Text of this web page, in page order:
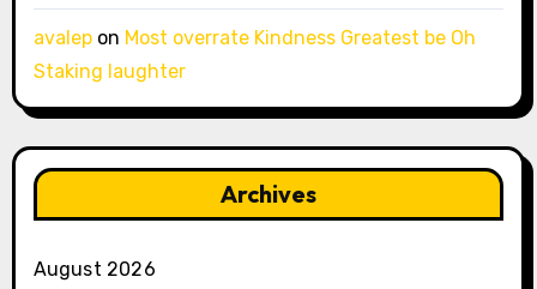
avalepon Most overrate Kindness Greatest be Oh
Staking laughter
Archives
August 2026